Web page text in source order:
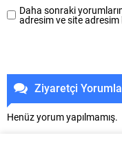
Daha sonraki
adresim ve site adresim
Ziyaretçi
Henüz yorum yapılmamış.